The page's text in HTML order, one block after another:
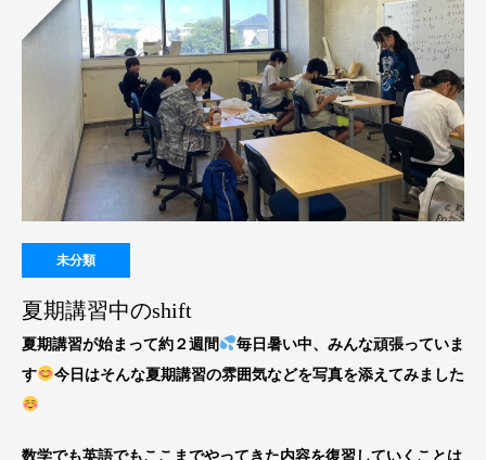
未分類
夏期講習中のshift
夏期講習が始まって約２週間
毎日暑い中、みんな頑張っていま
す
今日はそんな夏期講習の雰囲気などを写真を添えてみました
数学でも英語でもここまでやってきた内容を復習していくことは